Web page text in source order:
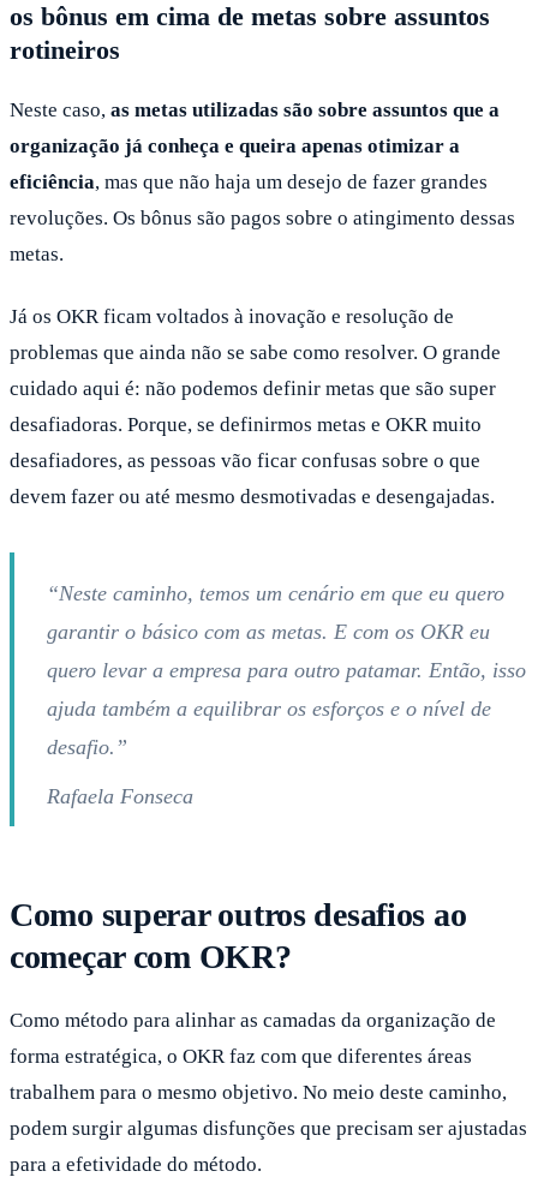
os bônus em cima de metas sobre assuntos
rotineiros
Neste caso, as metas utilizadas são sobre assuntos que a
organização já conheça e queira apenas otimizar a
eficiência, mas que não haja um desejo de fazer grandes
revoluções. Os bônus são pagos sobre o atingimento dessas
metas.
Já os OKR ficam voltados à inovação e resolução de
problemas que ainda não se sabe como resolver. O grande
cuidado aqui é: não podemos definir metas que são super
desafiadoras. Porque, se definirmos metas e OKR muito
desafiadores, as pessoas vão ficar confusas sobre o que
devem fazer ou até mesmo desmotivadas e desengajadas.
“Neste caminho, temos um cenário em que eu quero
garantir o básico com as metas. E com os OKR eu
quero levar a empresa para outro patamar. Então, isso
ajuda também a equilibrar os esforços e o nível de
desafio.”
Rafaela Fonseca
Como superar outros desafios ao
começar com OKR?
Como método para alinhar as camadas da organização de
forma estratégica, o OKR faz com que diferentes áreas
trabalhem para o mesmo objetivo. No meio deste caminho,
podem surgir algumas disfunções que precisam ser ajustadas
para a efetividade do método.